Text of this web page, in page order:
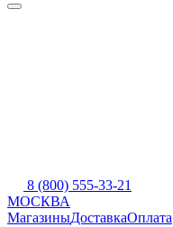
8 (800) 555-33-21
МОСКВА
МагазиныДоставкаОплата